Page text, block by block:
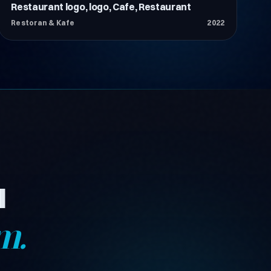
Restoran & Kafe
Restaurant logo, logo, Cafe, Restaurant
Restoran & Kafe 2022